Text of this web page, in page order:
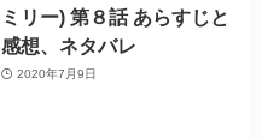
ミリー) 第８話 あらすじと
感想、ネタバレ
2020年7月9日